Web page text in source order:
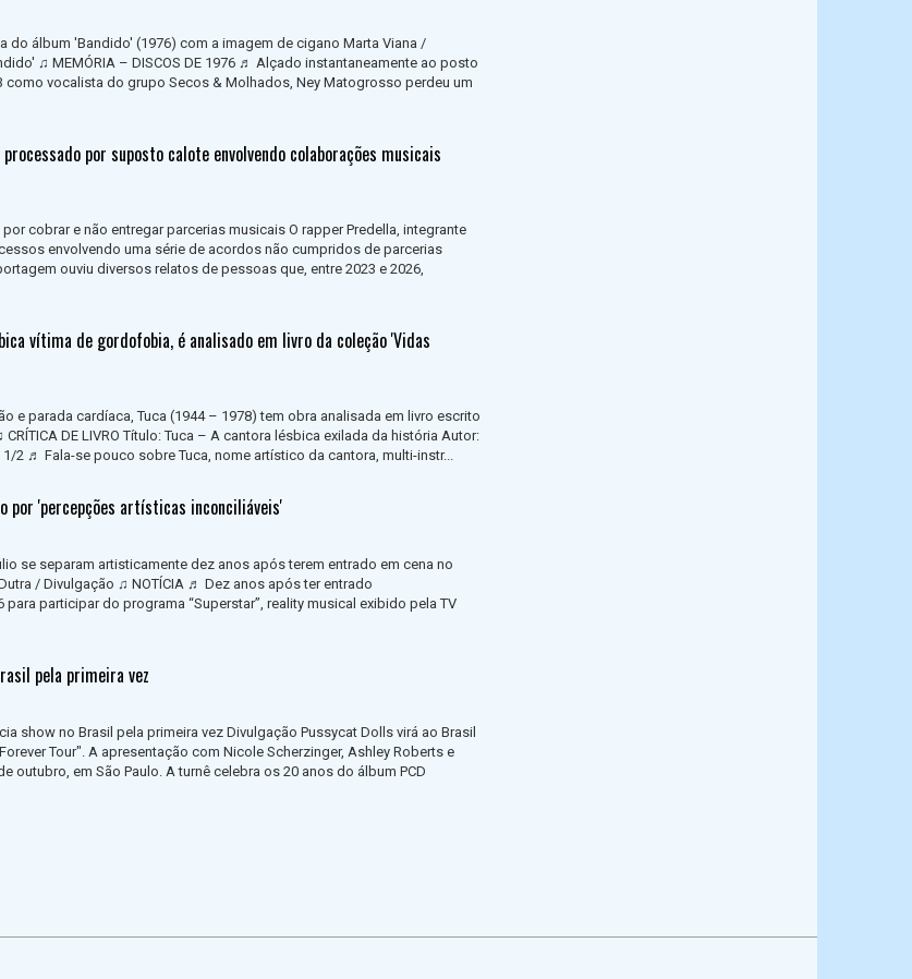
do álbum 'Bandido' (1976) com a imagem de cigano Marta Viana /
♫ MEMÓRIA – DISCOS DE 1976 ♬ Alçado instantaneamente ao posto
como vocalista do grupo Secos & Molhados, Ney Matogrosso perdeu um
por suposto calote envolvendo colaborações musicais
cobrar e não entregar parcerias musicais O rapper Predella, integrante
envolvendo uma série de acordos não cumpridos de parcerias
ouviu diversos relatos de pessoas que, entre 2023 e 2026,
vítima de gordofobia, é analisado em livro da coleção 'Vidas
e parada cardíaca, Tuca (1944 – 1978) tem obra analisada em livro escrito
DE LIVRO Título: Tuca – A cantora lésbica exilada da história Autor:
2 ♬ Fala-se pouco sobre Tuca, nome artístico da cantora, multi-instr...
por 'percepções artísticas inconciliáveis'
se separam artisticamente dez anos após terem entrado em cena no
/ Divulgação ♫ NOTÍCIA ♬ Dez anos após ter entrado
participar do programa “Superstar”, reality musical exibido pela TV
pela primeira vez
show no Brasil pela primeira vez Divulgação Pussycat Dolls virá ao Brasil
Tour". A apresentação com Nicole Scherzinger, Ashley Roberts e
outubro, em São Paulo. A turnê celebra os 20 anos do álbum PCD